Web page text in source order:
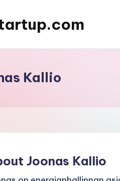
Kallio
Joonas Kallio